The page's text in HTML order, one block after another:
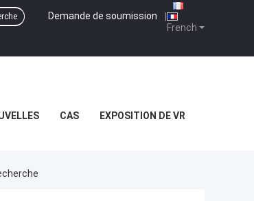
French
Demande de soumission |
CAS EXPOSITION DE VR